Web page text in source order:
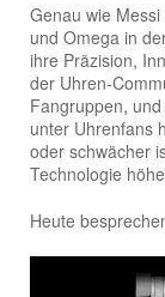
Genau wie
und Omega in
ihre Präzision,
der Uhren-
Fangruppen,
unter Uhrenfans
oder schwächer
Technologie
Heute